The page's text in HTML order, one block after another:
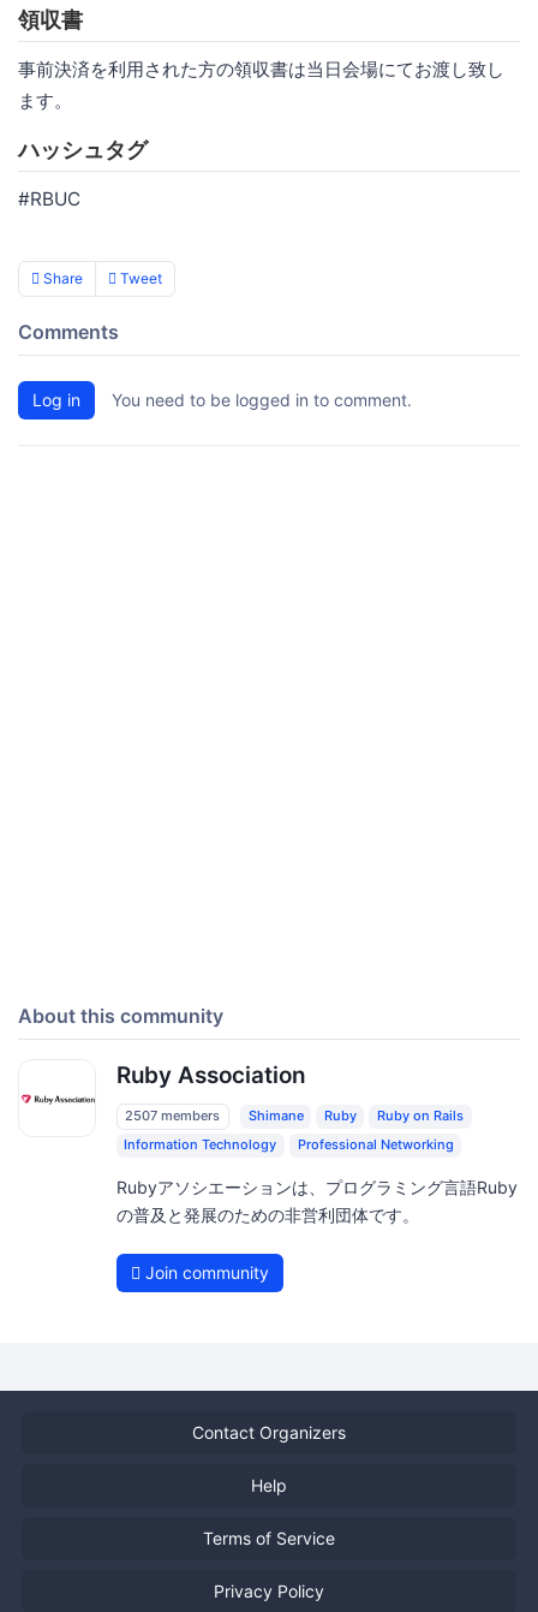
領収書
事前決済を利用された方の領収書は当日会場にてお渡し致し
ます。
ハッシュタグ
#RBUC
Share Tweet
Comments
Log in You need to be logged in to comment.
About this community
Ruby Association
2507 members Shimane Ruby
Ruby on Rails
Information Technology
Professional Networking
Rubyアソシエーションは、プログラミング言語Ruby
の普及と発展のための非営利団体です。
Join community
Contact Organizers
Help
Terms of Service
Privacy Policy